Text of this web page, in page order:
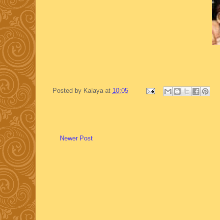
Posted by Kalaya at 10:05
Newer Post